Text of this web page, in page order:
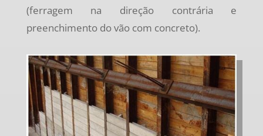
(ferragem na direção contrária e
preenchimento do vão com concreto).